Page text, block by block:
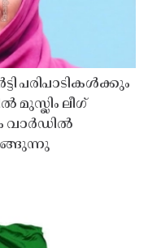
പരിപാടികൾക്കും
മുസ്ലിം ലീഗ്
വാർഡിൽ